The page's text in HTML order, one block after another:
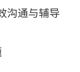
沟通与辅导